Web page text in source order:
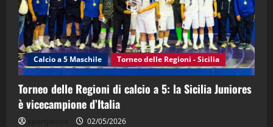
4
"SportEmpire" in Podcast Sport News
“SportEmpire” in Podcast: 27^ Puntata
(Martedi 14 Aprile 2026)
15/04/2026
"SportEmpire" in Podcast
“SportEmpire” in Podcast: 26^ Puntata
Calcio a 5 Maschile Torneo delle Regioni - Sicilia
Torneo delle Regioni di calcio a 5: la Sicilia Juniores
è vicecampione d’Italia
02/05/2026